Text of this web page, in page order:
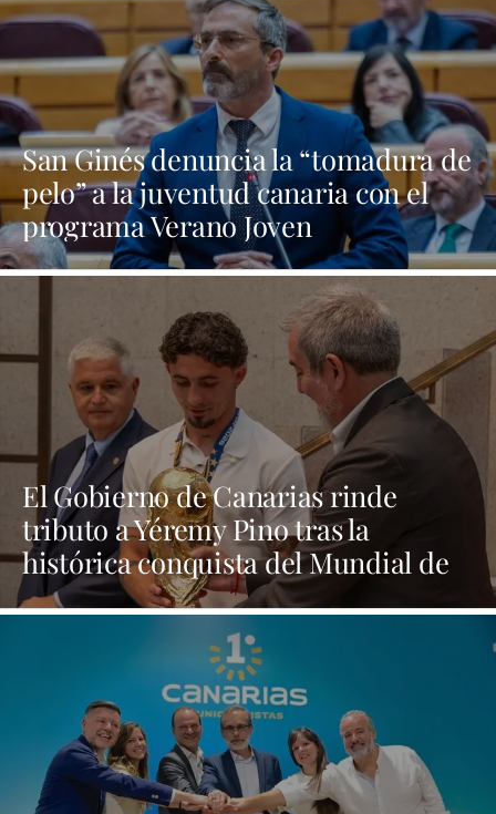
San Ginés denuncia la “tomadura de
pelo” a la juventud canaria con el
programa Verano Joven
El Gobierno de Canarias rinde
tributo a Yéremy Pino tras la
histórica conquista del Mundial de
Fútbol